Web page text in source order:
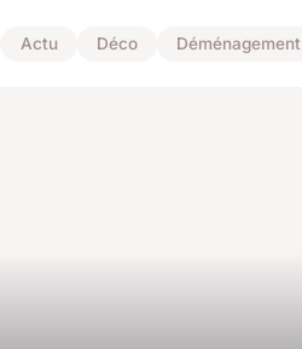
Actu Déco Déménagement